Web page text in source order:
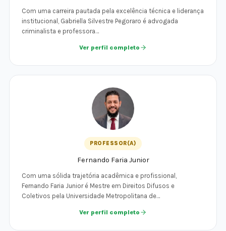
Com uma carreira pautada pela excelência técnica e liderança
institucional, Gabriella Silvestre Pegoraro é advogada
criminalista e professora…
Ver perfil completo
PROFESSOR(A)
Fernando Faria Junior
Com uma sólida trajetória acadêmica e profissional,
Fernando Faria Junior é Mestre em Direitos Difusos e
Coletivos pela Universidade Metropolitana de…
Ver perfil completo